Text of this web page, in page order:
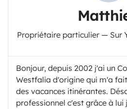
Propriétaire particulier — Sur
Bonjour, depuis 2002 j'ai un
Westfalia d'origine qui m'a
des vacances itinérantes.
professionnel c'est grâce à lui